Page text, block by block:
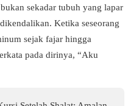
sekadar tubuh yang lapar
Ketika seseorang
sejak fajar hingga
pada dirinya, “Aku